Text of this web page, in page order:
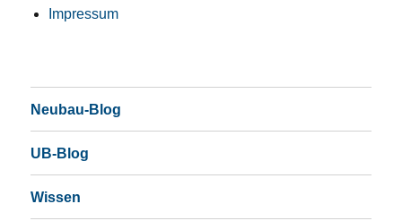
Impressum
Neubau-Blog
UB-Blog
Wissen